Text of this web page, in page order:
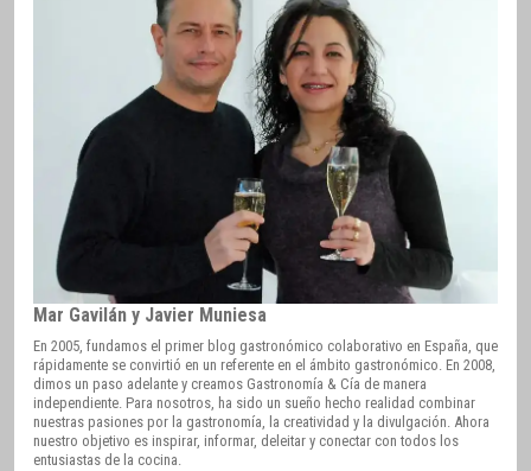
Mar Gavilán y Javier Muniesa
En 2005, fundamos el primer blog gastronómico colaborativo en España, que
rápidamente se convirtió en un referente en el ámbito gastronómico. En 2008,
dimos un paso adelante y creamos Gastronomía & Cía de manera
independiente. Para nosotros, ha sido un sueño hecho realidad combinar
nuestras pasiones por la gastronomía, la creatividad y la divulgación. Ahora
nuestro objetivo es inspirar, informar, deleitar y conectar con todos los
entusiastas de la cocina.